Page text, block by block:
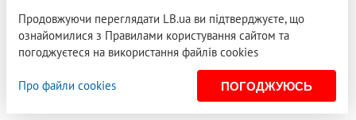
Продовжуючи переглядати LB.ua ви підтверджуєте, що
ознайомилися з Правилами користування сайтом та
погоджуєтеся на використання файлів cookies
Про файли cookies ПОГОДЖУЮСЬ